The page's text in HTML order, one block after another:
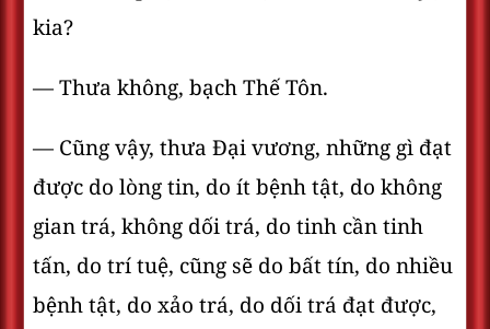
kia?
— Thưa không, bạch Thế Tôn.
— Cũng vậy, thưa Ðại vương, những gì đạt
được do lòng tin, do ít bệnh tật, do không
gian trá, không dối trá, do tinh cần tinh
tấn, do trí tuệ, cũng sẽ do bất tín, do nhiều
bệnh tật, do xảo trá, do dối trá đạt được,